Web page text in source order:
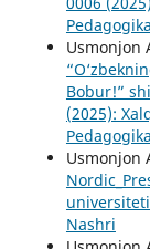
Usmonjon
Bobur!”
(2025):
Usmonjon
Nashri